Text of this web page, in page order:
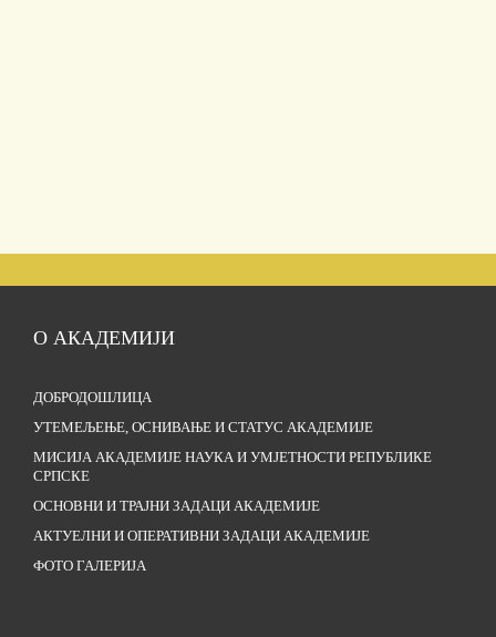
О АКАДЕМИЈИ
ДОБРОДОШЛИЦА
УТЕМЕЉЕЊЕ, ОСНИВАЊЕ И СТАТУС АКАДЕМИЈЕ
МИСИЈА АКАДЕМИЈЕ НАУКА И УМЈЕТНОСТИ РЕПУБЛИКЕ
СРПСКЕ
ОСНОВНИ И ТРАЈНИ ЗАДАЦИ АКАДЕМИЈЕ
АКТУЕЛНИ И ОПЕРАТИВНИ ЗАДАЦИ АКАДЕМИЈЕ
ФОТО ГАЛЕРИЈА